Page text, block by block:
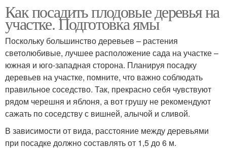
Как посадить плодовые деревья на
участке. Подготовка ямы
Поскольку большинство деревьев – растения
светолюбивые, лучшее расположение сада на участке –
южная и юго-западная сторона. Планируя посадку
деревьев на участке, помните, что важно соблюдать
правильное соседство. Так, прекрасно себя чувствуют
рядом черешня и яблоня, а вот грушу не рекомендуют
сажать по соседству с вишней, алычой и сливой.
В зависимости от вида, расстояние между деревьями
при посадке должно составлять от 1,5 до 6 м.